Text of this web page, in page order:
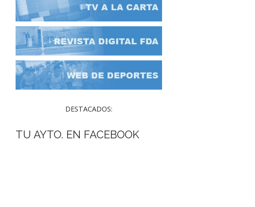
DESTACADOS:
TU AYTO. EN FACEBOOK